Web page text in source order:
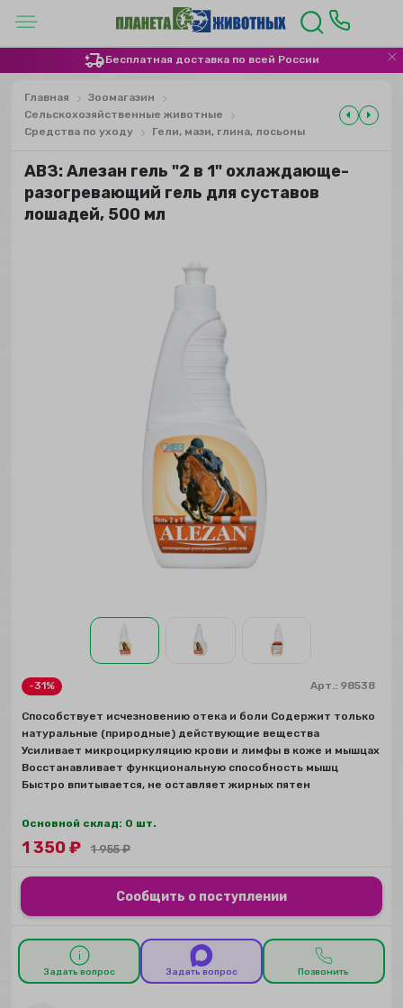
Бесплатная доставка по всей России
Главная
Зоомагазин
Сельскохозяйственные животные
Средства по уходу
Гели, мази, глина, лосьоны
АВЗ: Алезан гель "2 в 1" охлаждающе-
разогревающий гель для суставов
лошадей, 500 мл
-31% Арт.: 98538
Способствует исчезновению отека и боли Содержит только
натуральные (природные) действующие вещества
Усиливает микроциркуляцию крови и лимфы в коже и мышцах
Восстанавливает функциональную способность мышц
Быстро впитывается, не оставляет жирных пятен
Основной склад: 0 шт.
1 350₽ 1 955₽
Сообщить о поступлении
Задать вопрос Задать вопрос Позвонить